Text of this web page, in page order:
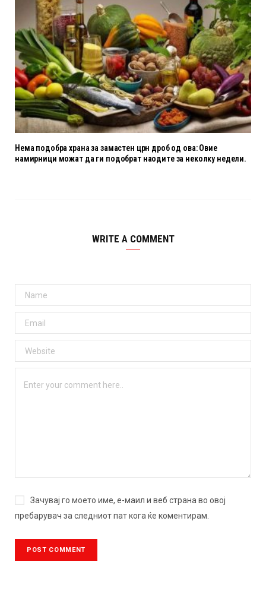
Нема подобра храна за замастен црн дроб од ова: Овие
намирници можат да ги подобрат наодите за неколку недели.
WRITE A COMMENT
Зачувај го моето име, е-маил и веб страна во овој
пребарувач за следниот пат кога ќе коментирам.